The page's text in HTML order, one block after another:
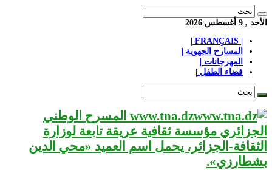
الأحد , 9 أغسطس 2026
المسارح الجهوية |
المهرجانات |
فضاء الطفل |
www.tna.dz المسرح الوطني
الجزائري مؤسسة ثقافية عريقة تابعة لوزارة
الثقافة-الجزائر، يحمل اسم العميد «محي الدين
بشطارزي».